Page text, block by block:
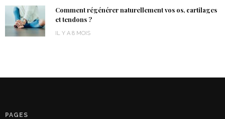
Comment régénérer naturellement vos os, cartilages
et tendons ?
IL Y A 8 MOIS
PAGES